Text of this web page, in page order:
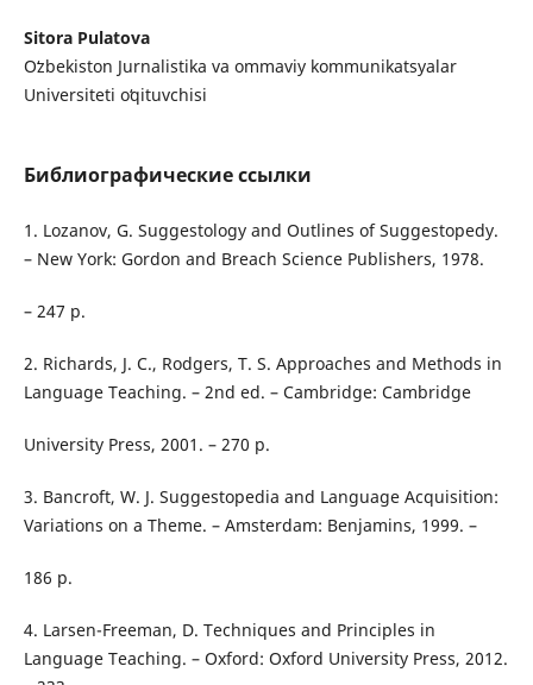
Sitora Pulatova
Oʻzbekiston Jurnalistika va ommaviy kommunikatsyalar
Universiteti oʻqituvchisi
Библиографические ссылки
1. Lozanov, G. Suggestology and Outlines of Suggestopedy.
– New York: Gordon and Breach Science Publishers, 1978.
– 247 p.
2. Richards, J. C., Rodgers, T. S. Approaches and Methods in
Language Teaching. – 2nd ed. – Cambridge: Cambridge
University Press, 2001. – 270 p.
3. Bancroft, W. J. Suggestopedia and Language Acquisition:
Variations on a Theme. – Amsterdam: Benjamins, 1999. –
186 p.
4. Larsen-Freeman, D. Techniques and Principles in
Language Teaching. – Oxford: Oxford University Press, 2012.